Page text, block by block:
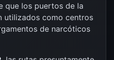
que los puertos de la
utilizados como centros
de narcóticos